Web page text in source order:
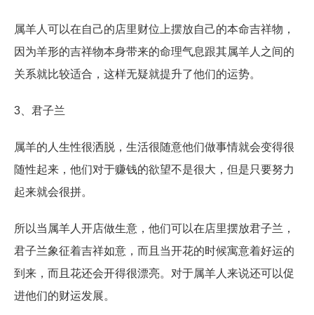
属羊人可以在自己的店里财位上摆放自己的本命吉祥物，
因为羊形的吉祥物本身带来的命理气息跟其属羊人之间的
关系就比较适合，这样无疑就提升了他们的运势。
3、君子兰
属羊的人生性很洒脱，生活很随意他们做事情就会变得很
随性起来，他们对于赚钱的欲望不是很大，但是只要努力
起来就会很拼。
所以当属羊人开店做生意，他们可以在店里摆放君子兰，
君子兰象征着吉祥如意，而且当开花的时候寓意着好运的
到来，而且花还会开得很漂亮。对于属羊人来说还可以促
进他们的财运发展。